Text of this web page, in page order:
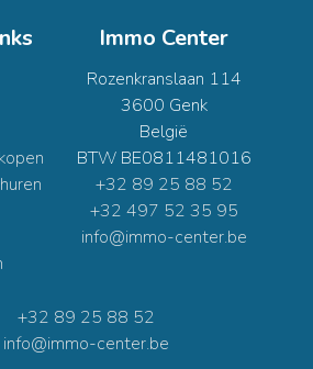
Immo Center
Rozenkranslaan 114
3600 Genk
België
BTW BE0811481016
+32 89 25 88 52
+32 497 52 35 95
info@immo-center.be
+32 89 25 88 52
info@immo-center.be